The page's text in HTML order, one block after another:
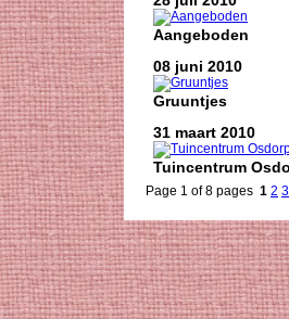
Aangeboden
08 juni 2010
Gruuntjes
31 maart 2010
Tuincentrum
Page 1 of 8 pages 1 2 3